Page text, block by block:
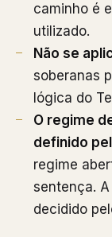
caminho é
utilizado.
Não se
soberanas
lógica do
O regime
definido
regime
sentença.
decidido